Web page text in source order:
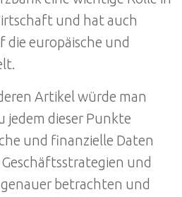
und hat auch
die europäische und
Artikel würde man
jedem dieser Punkte
und finanzielle Daten
und
betrachten und